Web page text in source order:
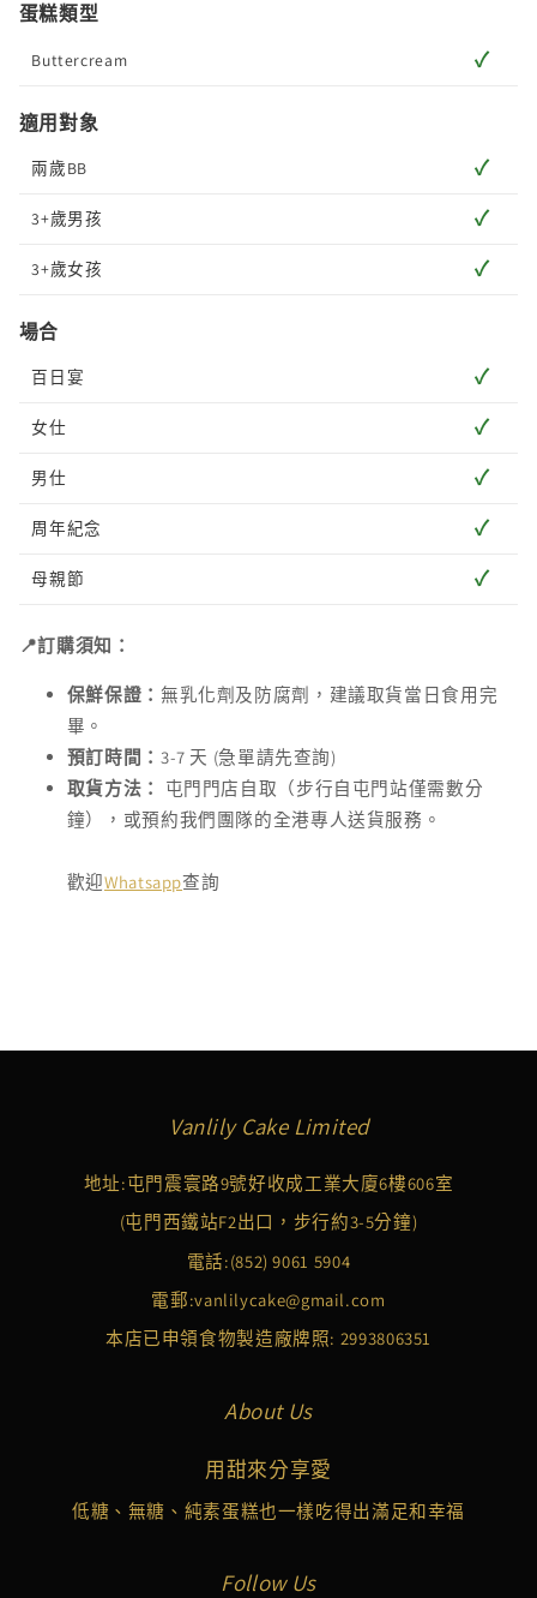
蛋糕類型
Buttercream ✓
適用對象
兩歲BB ✓
3+歲男孩 ✓
3+歲女孩 ✓
場合
百日宴 ✓
女仕 ✓
男仕 ✓
周年紀念 ✓
母親節 ✓
📍訂購須知：
保鮮保證： 無乳化劑及防腐劑，建議取貨當日食用完
畢。
預訂時間： 3-7 天 (急單請先查詢)
取貨方法：
屯門門店自取（步行自屯門站僅需數分
鐘），或預約我們團隊的全港專人送貨服務。
歡迎Whatsapp查詢
Vanlily Cake Limited
地址:屯門震寰路9號好收成工業大廈6樓606室
(屯門西鐵站F2出口，步行約3-5分鐘)
電話:(852) 9061 5904
電郵:vanlilycake@gmail.com
本店已申領食物製造廠牌照: 2993806351
About Us
用甜來分享愛
低糖、無糖、純素蛋糕也一樣吃得出滿足和幸福
Follow Us